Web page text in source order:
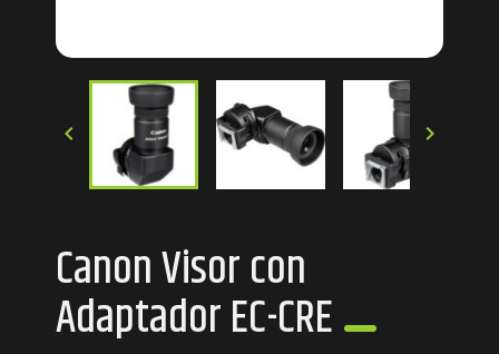
 
Canon Visor con
Adaptador EC-CRE